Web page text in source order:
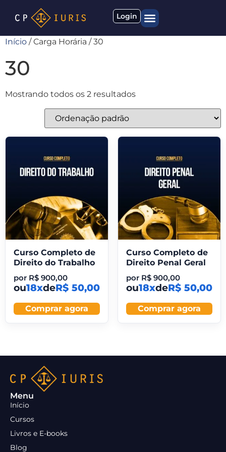
Login
Início / Carga Horária / 30
30
Mostrando todos os 2 resultados
Curso Completo de
Direito do Trabalho
por R$ 900,00
ou18xdeR$ 50,00
Comprar agora
Curso Completo de
Direito Penal Geral
por R$900,00
ou18xdeR$ 50,00
Comprar agora
Menu
Início
Cursos
Livros e E-books
Blog